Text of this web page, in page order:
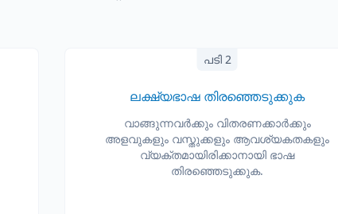
പടി 2
ലക്ഷ്യഭാഷ തിരഞ്ഞെടുക്കുക
വാങ്ങുന്നവർക്കും വിതരണക്കാർക്കും
അളവുകളും വസ്തുക്കളും ആവശ്യകതകളും
വ്യക്തമായിരിക്കാനായി ഭാഷ
തിരഞ്ഞെടുക്കുക.